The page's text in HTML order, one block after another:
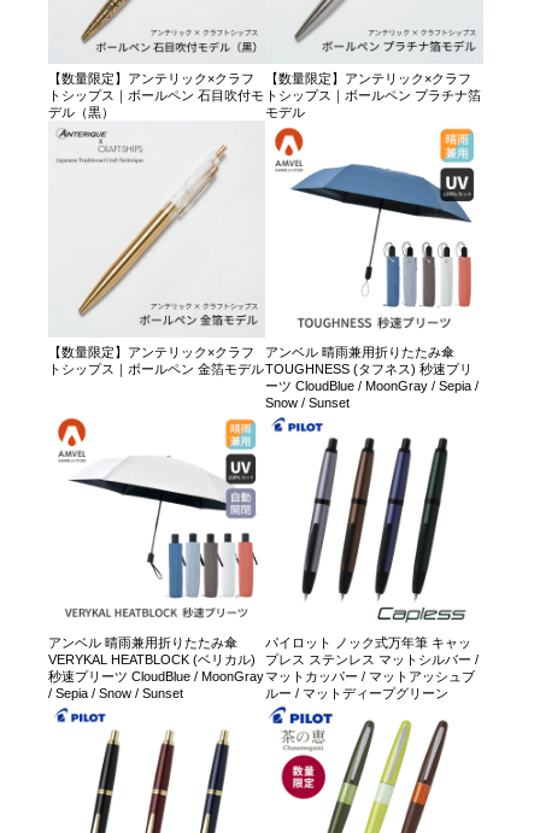
【数量限定】アンテリック×クラフ
トシップス｜ボールペン 石目吹付モ
デル（黒）
【数量限定】アンテリック×クラフ
トシップス｜ボールペン プラチナ箔
モデル
【数量限定】アンテリック×クラフ
トシップス｜ボールペン 金箔モデル
アンベル 晴雨兼用折りたたみ傘
TOUGHNESS (タフネス) 秒速プリ
ーツ CloudBlue / MoonGray / Sepia /
Snow / Sunset
アンベル 晴雨兼用折りたたみ傘
VERYKAL HEATBLOCK (ベリカル)
秒速プリーツ CloudBlue / MoonGray
/ Sepia / Snow / Sunset
パイロット ノック式万年筆 キャッ
プレス ステンレス マットシルバー /
マットカッパー / マットアッシュブ
ルー / マットディープグリーン